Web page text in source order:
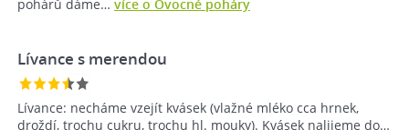
pohárů dáme… více o Ovocné poháry
Lívance s merendou
Lívance: necháme vzejít kvásek (vlažné mléko cca hrnek,
droždí, trochu cukru, trochu hl. mouky). Kvásek nalijeme do…